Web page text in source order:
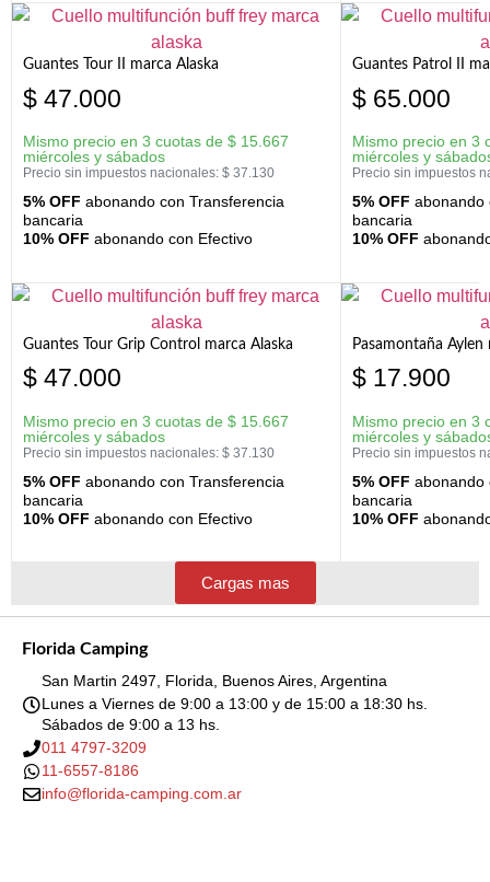
Guantes Tour II marca Alaska
$ 47.000
Mismo precio en 3 cuotas de $ 15.667
miércoles y sábados
Precio sin impuestos nacionales: $ 37.130
5% OFF abonando con Transferencia
bancaria
10% OFF abonando con Efectivo
Guantes Patrol II
$ 65.000
Mismo precio en 3
miércoles y
Precio sin impuestos
5% OFF abonando
bancaria
10% OFF
Guantes Tour Grip Control marca Alaska
$ 47.000
Mismo precio en 3 cuotas de $ 15.667
miércoles y sábados
Precio sin impuestos nacionales: $ 37.130
5% OFF abonando con Transferencia
bancaria
10% OFF abonando con Efectivo
Pasamontaña Aylen
$ 17.900
Mismo precio en 3
miércoles y
Precio sin impuestos
5% OFF abonando
bancaria
10% OFF
Cargas mas
Florida Camping
San Martin 2497, Florida, Buenos Aires, Argentina
Lunes a Viernes de 9:00 a 13:00 y de 15:00 a 18:30 hs.
Sábados de 9:00 a 13 hs.
011 4797-3209
11-6557-8186
info@florida-camping.com.ar